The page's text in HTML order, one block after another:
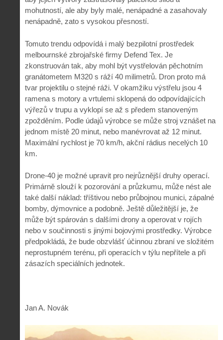
mohutností, ale aby byly malé, nenápadné a zasahovaly
nenápadně, zato s vysokou přesností.
Tomuto trendu odpovídá i malý bezpilotní prostředek
melbournské zbrojařské firmy Defend Tex. Je
zkonstruován tak, aby mohl být vystřelován pěchotním
granátometem M320 s ráží 40 milimetrů. Dron proto má
tvar projektilu o stejné ráži. V okamžiku výstřelu jsou 4
ramena s motory a vrtulemi sklopená do odpovídajících
výřezů v trupu a vyklopí se až s předem stanoveným
zpožděním. Podle údajů výrobce se může stroj vznášet na
jednom místě 20 minut, nebo manévrovat až 12 minut.
Maximální rychlost je 70 km/h, akční rádius necelých 10
km.
Drone-40 je možné upravit pro nejrůznější druhy operací.
Primárně slouží k pozorování a průzkumu, může nést ale
také další náklad: tříštivou nebo průbojnou munici, zápalné
bomby, dýmovnice a podobně. Ještě důležitější je, že
může být spárován s dalšími drony a operovat v rojích
nebo v součinnosti s jinými bojovými prostředky. Výrobce
předpokládá, že bude obzvlášť účinnou zbraní ve složitém
neprostupném terénu, při operacích v týlu nepřítele a při
zásazích speciálních jednotek.
Jan A. Novák